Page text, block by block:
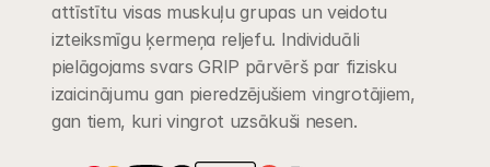
attīstītu visas muskuļu grupas un veidotu
izteiksmīgu ķermeņa reljefu. Individuāli
pielāgojams svars GRIP pārvērš par fizisku
izaicinājumu gan pieredzējušiem vingrotājiem,
gan tiem, kuri vingrot uzsākuši nesen.